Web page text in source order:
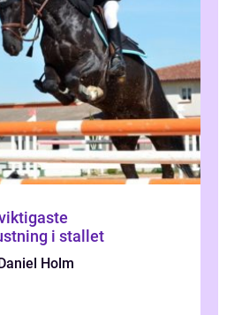
i stallet
Daniel Holm